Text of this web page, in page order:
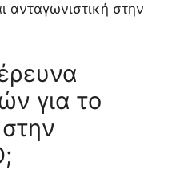
ανταγωνιστική στην
για το